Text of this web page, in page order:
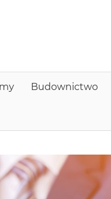
Budownictwo